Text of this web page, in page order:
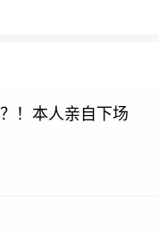
！本人亲自下场